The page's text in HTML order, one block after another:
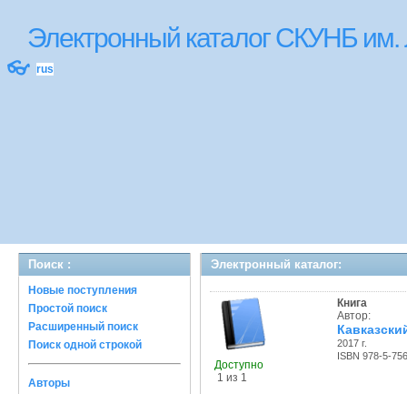
Электронный каталог СКУНБ
👓 rus
Поиск :
Новые поступления
Простой поиск
Расширенный поиск
Поиск одной строкой
Авторы
Электронный каталог:
Доступно
1 из 1
Книга
Автор:
2017 г.
ISBN 978-5-